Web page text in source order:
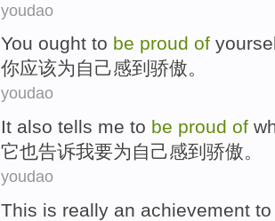
youdao
You ought to be proud of
你应该为自己感到 骄傲。
youdao
It also tells me to be proud of
它也告诉我要为 自己感到骄傲。
youdao
This is really an achievement